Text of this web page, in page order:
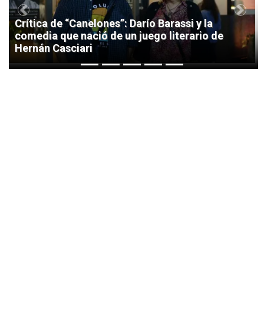
Crítica de “Canelones”: Darío Barassi y la
comedia que nació de un juego literario de
Hernán Casciari
Previous Next